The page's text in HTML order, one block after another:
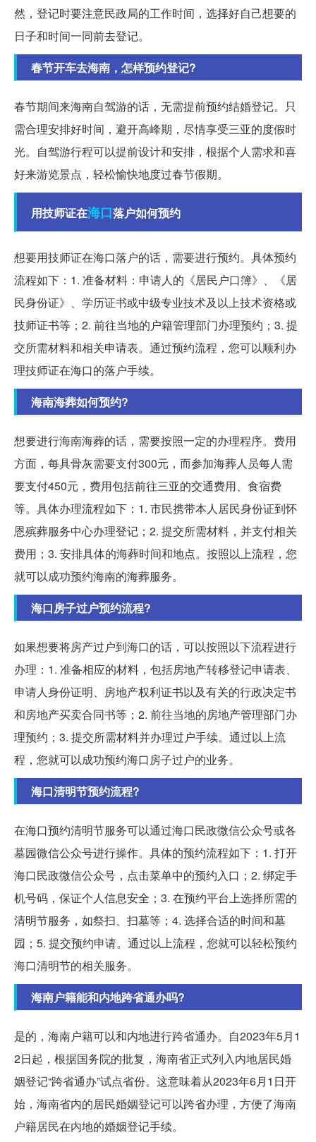
然，登记时要注意民政局的工作时间，选择好自己想要的
日子和时间一同前去登记。
春节开车去海南，怎样预约登记?
春节期间来海南自驾游的话，无需提前预约结婚登记。只
需合理安排好时间，避开高峰期，尽情享受三亚的度假时
光。自驾游行程可以提前设计和安排，根据个人需求和喜
好来游览景点，轻松愉快地度过春节假期。
用技师证在海口落户如何预约
想要用技师证在海口落户的话，需要进行预约。具体预约
流程如下：1. 准备材料：申请人的《居民户口簿》、《居
民身份证》、学历证书或中级专业技术及以上技术资格或
技师证书等；2. 前往当地的户籍管理部门办理预约；3. 提
交所需材料和相关申请表。通过预约流程，您可以顺利办
理技师证在海口的落户手续。
海南海葬如何预约?
想要进行海南海葬的话，需要按照一定的办理程序。费用
方面，每具骨灰需要支付300元，而参加海葬人员每人需
要支付450元，费用包括前往三亚的交通费用、食宿费
等。具体办理流程如下：1. 市民携带本人居民身份证到怀
恩殡葬服务中心办理登记；2. 提交所需材料，并支付相关
费用；3. 安排具体的海葬时间和地点。按照以上流程，您
就可以成功预约海南的海葬服务。
海口房子过户预约流程?
如果想要将房产过户到海口的话，可以按照以下流程进行
办理：1. 准备相应的材料，包括房地产转移登记申请表、
申请人身份证明、房地产权利证书以及有关的行政决定书
和房地产买卖合同书等；2. 前往当地的房地产管理部门办
理预约；3. 提交所需材料并办理过户手续。通过以上流
程，您就可以成功预约海口房子过户的业务。
海口清明节预约流程?
在海口预约清明节服务可以通过海口民政微信公众号或各
墓园微信公众号进行操作。具体的预约流程如下：1. 打开
海口民政微信公众号，点击菜单中的预约入口；2. 绑定手
机号码，保证个人信息安全；3. 在预约平台上选择所需的
清明节服务，如祭扫、扫墓等；4. 选择合适的时间和墓
园；5. 提交预约申请。通过以上流程，您就可以轻松预约
海口清明节的相关服务。
海南户籍能和内地跨省通办吗?
是的，海南户籍可以和内地进行跨省通办。自2023年5月1
2日起，根据国务院的批复，海南省正式列入内地居民婚
姻登记“跨省通办”试点省份。这意味着从2023年6月1日开
始，海南省内的居民婚姻登记可以跨省办理，方便了海南
户籍居民在内地的婚姻登记手续。